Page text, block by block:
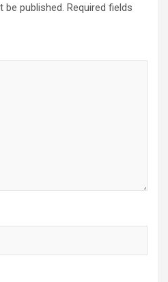
be published. Required fields